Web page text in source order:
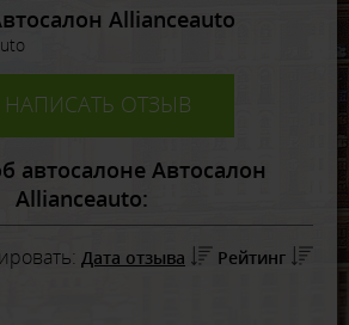
Allianceauto
НАПИСАТЬ ОТЗЫВ
автосалоне Автосалон
Allianceauto:
Дата отзыва Рейтинг